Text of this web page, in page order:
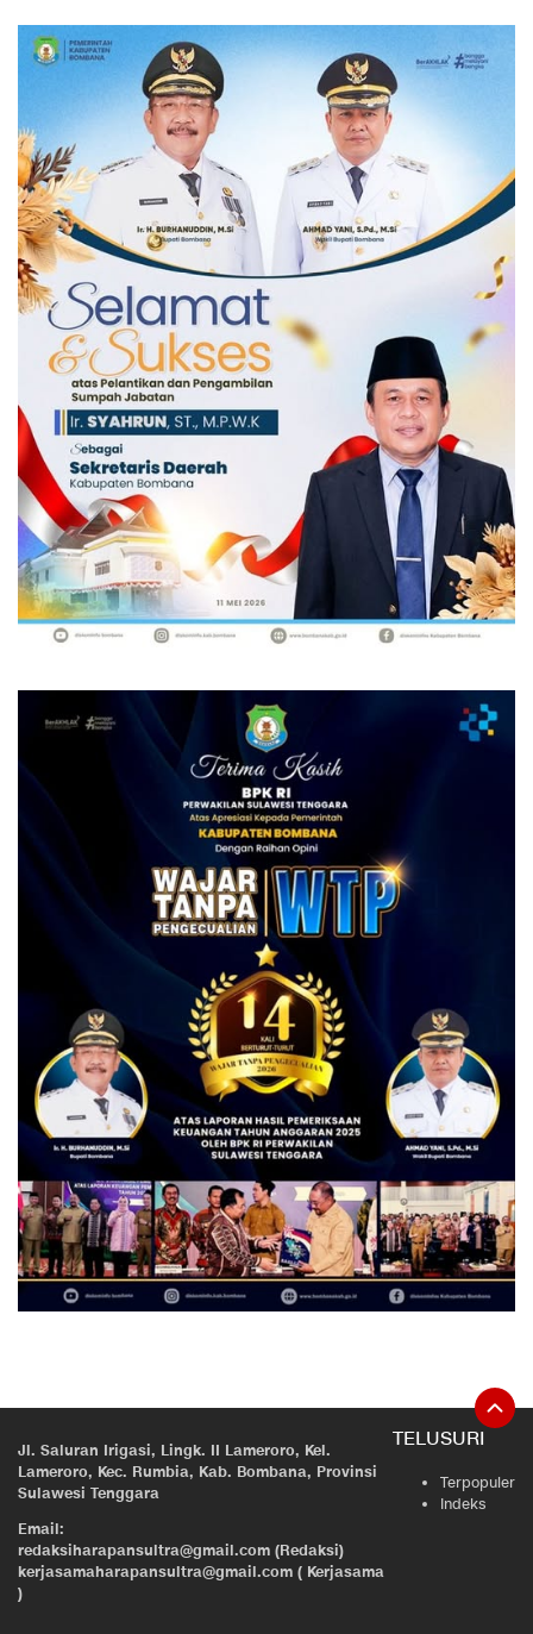
Jl. Saluran Irigasi, Lingk. II Lameroro, Kel.
Lameroro, Kec. Rumbia, Kab. Bombana, Provinsi
Sulawesi Tenggara
Email:
redaksiharapansultra@gmail.com (Redaksi)
kerjasamaharapansultra@gmail.com ( Kerjasama
)
TELUSURI
Terpopuler
Indeks